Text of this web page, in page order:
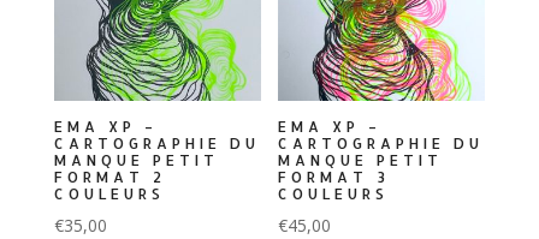
EMA XP –
CARTOGRAPHIE DU
MANQUE PETIT
FORMAT 2
COULEURS
€35,00
EMA XP –
CARTOGRAPHIE DU
MANQUE PETIT
FORMAT 3
COULEURS
€45,00